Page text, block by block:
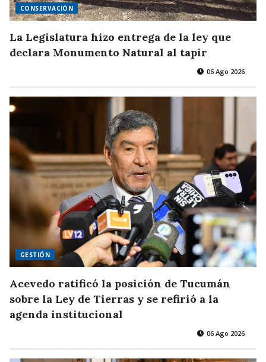
CONSERVACIÓN
La Legislatura hizo entrega de la ley que
declara Monumento Natural al tapir
06 Ago 2026
GESTIÓN
Acevedo ratificó la posición de Tucumán
sobre la Ley de Tierras y se refirió a la
agenda institucional
06 Ago 2026